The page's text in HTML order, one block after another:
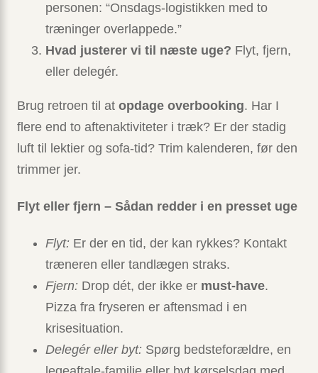
personen: “Onsdags-logistikken med to
træninger overlappede.”
Hvad justerer vi til næste uge? Flyt, fjern,
eller delegér.
Brug retroen til at opdage overbooking. Har I
flere end to aftenaktiviteter i træk? Er der stadig
luft til lektier og sofa-tid? Trim kalenderen, før den
trimmer jer.
Flyt eller fjern – Sådan redder i en presset uge
Flyt: Er der en tid, der kan rykkes? Kontakt
træneren eller tandlægen straks.
Fjern: Drop dét, der ikke er must-have.
Pizza fra fryseren er aftensmad i en
krisesituation.
Delegér eller byt: Spørg bedsteforældre, en